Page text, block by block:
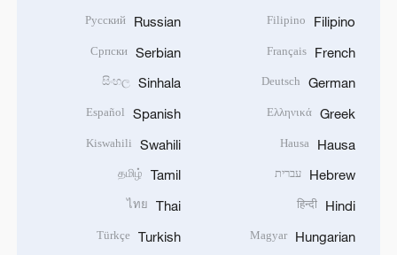
Filipino
Filipino
French
Français
German
Deutsch
Greek
Ελληνικά
Hausa
Hausa
Hebrew עברית
Hindi
हिन्दी
Hungarian
Magyar
Russian
Русский
Serbian
Српски
Sinhala
සිංහල
Spanish
Español
Swahili
Kiswahili
Tamil
தமிழ்
Thai
ไทย
Turkish
Türkçe